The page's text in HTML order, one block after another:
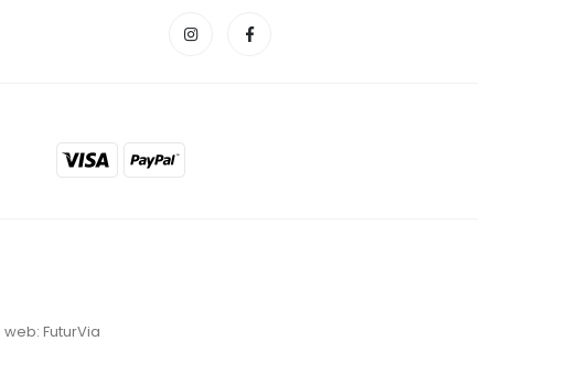
web: FuturVia